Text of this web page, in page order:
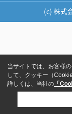
(c) 株式
当サイトでは、お客様
して、クッキー（
詳しくは、当社の 「